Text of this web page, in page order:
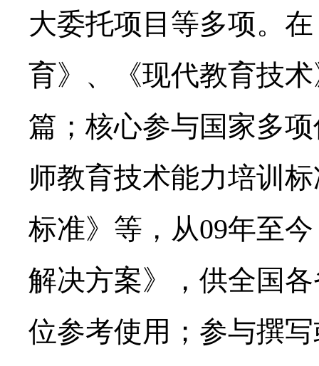
大委托项目等多项。
育》、《现代教育技
篇；核心参与国家多
师教育技术能力培训
标准》等，从09年至
解决方案》，供全国
位参考使用；参与撰